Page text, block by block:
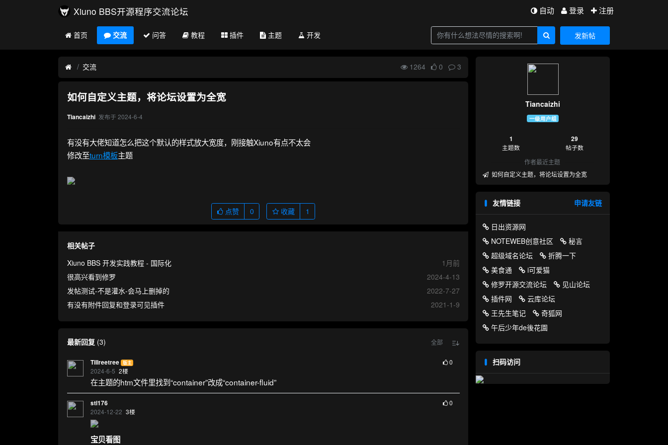
Xiuno BBS开源程序交流论坛 自动 登录 注册
首页 交流 问答 教程 插件 主题 开发 发新帖
交流 1264 0 3
如何自定义主题，将论坛设置为全宽
Tiancaizhi 发布于 2024-6-4
有没有大佬知道怎么把这个默认的样式放大宽度，刚接触Xiuno有点不太会
修改至turn模板主题
点赞 0 收藏 1
相关帖子
Xiuno BBS 开发实践教程 - 国际化
1月前
很高兴看到修罗
2024-4-13
发帖测试-不是灌水-会马上删掉的
2022-7-27
有没有附件回复和登录可见插件
2021-1-9
最新回复(3) 全部
Tillreetree 版主
2024-6-5 2楼
0
在主题的htm文件里找到“container”改成“container-fluid”
stl176
2024-12-22 3楼
0
宝贝看图
Tiancaizhi
一级用户组
1
主题数
29
帖子数
作者最近主题
如何自定义主题，将论坛设置为全宽
友情链接 申请友链
日出资源网
NOTEWEB创意社区
秘言
超级域名论坛
折腾一下
美食通
i可爱猫
修罗开源交流论坛
见山论坛
插件网
云库论坛
王先生笔记
奇狐网
午后少年de後花園
扫码访问